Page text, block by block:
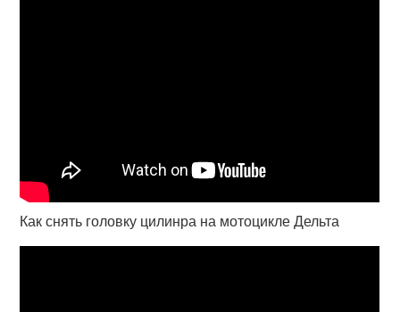
Как снять головку цилинра на мотоцикле Дельта